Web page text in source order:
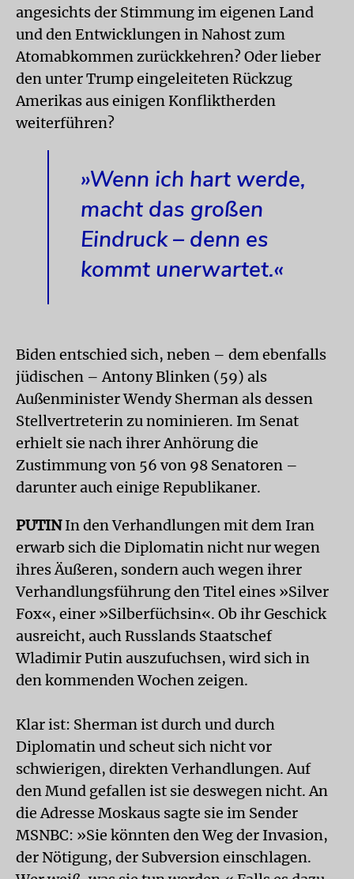
angesichts der Stimmung im eigenen Land
und den Entwicklungen in Nahost zum
Atomabkommen zurückkehren? Oder lieber
den unter Trump eingeleiteten Rückzug
Amerikas aus einigen Konfliktherden
weiterführen?
»Wenn ich hart werde,
macht das großen
Eindruck – denn es
kommt unerwartet.«
Biden entschied sich, neben – dem ebenfalls
jüdischen – Antony Blinken (59) als
Außenminister Wendy Sherman als dessen
Stellvertreterin zu nominieren. Im Senat
erhielt sie nach ihrer Anhörung die
Zustimmung von 56 von 98 Senatoren –
darunter auch einige Republikaner.
PUTINIn den Verhandlungen mit dem Iran
erwarb sich die Diplomatin nicht nur wegen
ihres Äußeren, sondern auch wegen ihrer
Verhandlungsführung den Titel eines »Silver
Fox«, einer »Silberfüchsin«. Ob ihr Geschick
ausreicht, auch Russlands Staatschef
Wladimir Putin auszufuchsen, wird sich in
den kommenden Wochen zeigen.
Klar ist: Sherman ist durch und durch
Diplomatin und scheut sich nicht vor
schwierigen, direkten Verhandlungen. Auf
den Mund gefallen ist sie deswegen nicht. An
die Adresse Moskaus sagte sie im Sender
MSNBC: »Sie könnten den Weg der Invasion,
der Nötigung, der Subversion einschlagen.